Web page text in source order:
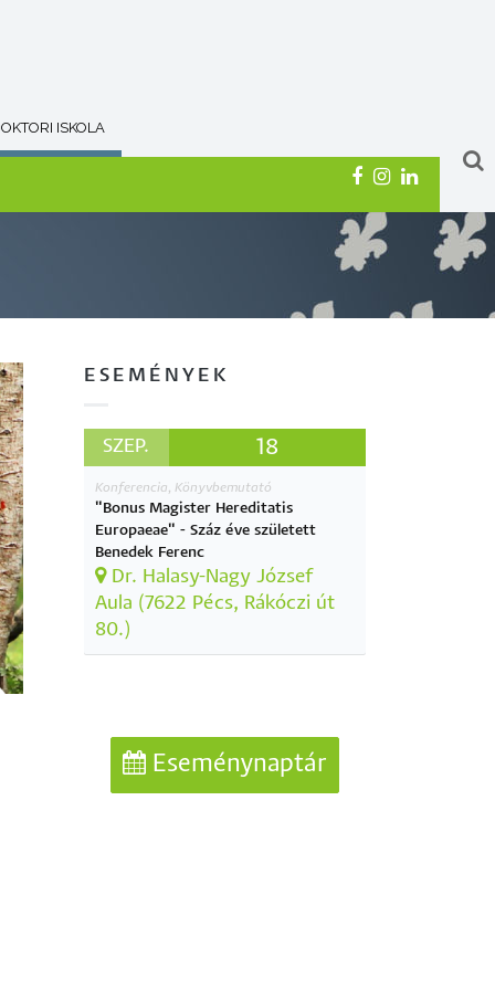
ISKOLA
ESEMÉNYEK
SZEP. 18
Konferencia, Könyvbemutató
"Bonus Magister Hereditatis
Europaeae" - Száz éve született
Benedek Ferenc
Dr. Halasy-Nagy József
Aula (7622 Pécs, Rákóczi út
80.)
Eseménynaptár